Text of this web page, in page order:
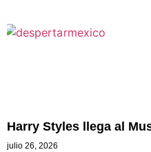
Harry Styles llega al
julio 26, 2026